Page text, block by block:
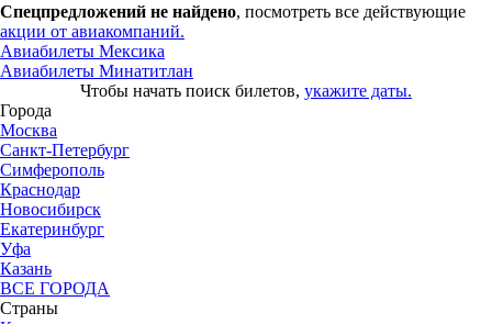
Спецпредложений не найдено, посмотреть все действующие
акции от авиакомпаний.
Авиабилеты Мексика
Авиабилеты Минатитлан
Чтобы начать поиск билетов, укажите даты.
Города
Москва
Санкт-Петербург
Симферополь
Краснодар
Новосибирск
Екатеринбург
Уфа
Казань
ВСЕ ГОРОДА
Страны